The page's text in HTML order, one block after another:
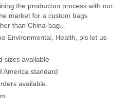
the production process with our
market for a custom bags
than China-bag..
Environmental, Health, pls let us
sizes available
America standard
available.